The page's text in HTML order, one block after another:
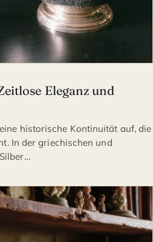
Eleganz und
historische Kontinuität auf, die
In der griechischen und